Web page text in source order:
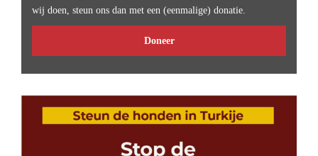
wij doen, steun ons dan met een (eenmalige) donatie.
Doneer